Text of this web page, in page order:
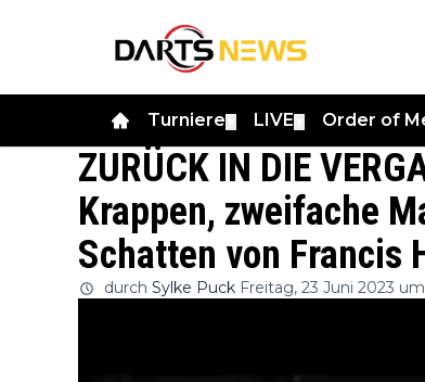
Turniere LIVE Order of
ZURÜCK IN DIE
Krappen, zweifache
Schatten von Francis
durch Sylke Puck Freitag, 23 Juni 2023